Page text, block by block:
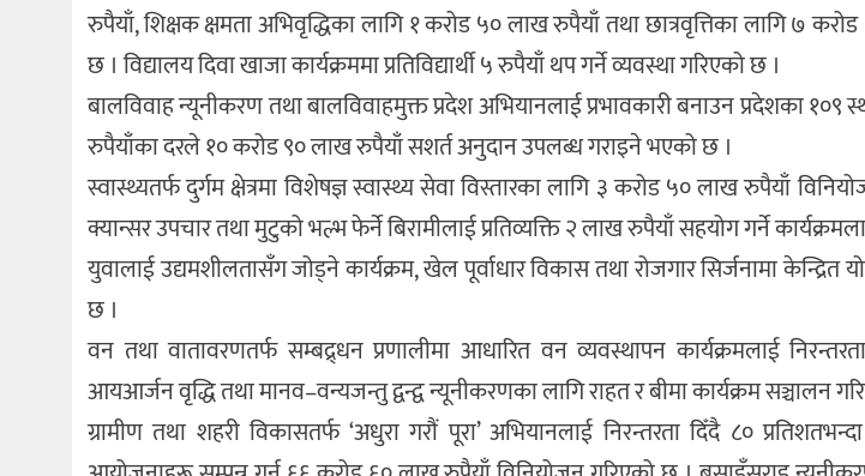
रुपैयाँ, शिक्षक क्षमता अभिवृद्धिका लागि १ करोड ५० लाख रुपैयाँ तथा छात्रवृत्तिका लागि ७
छ । विद्यालय दिवा खाजा कार्यक्रममा प्रतिविद्यार्थी ५ रुपैयाँ थप गर्ने व्यवस्था गरिएको छ ।
बालविवाह न्यूनीकरण तथा बालविवाहमुक्त प्रदेश अभियानलाई प्रभावकारी बनाउन प्रदेशका १०९
रुपैयाँका दरले १० करोड ९० लाख रुपैयाँ सशर्त अनुदान उपलब्ध गराइने भएको छ ।
स्वास्थ्यतर्फ दुर्गम क्षेत्रमा विशेषज्ञ स्वास्थ्य सेवा विस्तारका लागि ३ करोड ५० लाख रुपैयाँ
क्यान्सर उपचार तथा मुटुको भल्भ फेर्ने बिरामीलाई प्रतिव्यक्ति २ लाख रुपैयाँ सहयोग गर्ने
युवालाई उद्यमशीलतासँग जोड्ने कार्यक्रम, खेल पूर्वाधार विकास तथा रोजगार सिर्जनामा
छ ।
वन तथा वातावरणतर्फ सम्बद्र्धन प्रणालीमा आधारित वन व्यवस्थापन कार्यक्रमलाई
आयआर्जन वृद्धि तथा मानव–वन्यजन्तु द्वन्द्व न्यूनीकरणका लागि राहत र बीमा कार्यक्रम सञ्चालन
ग्रामीण तथा शहरी विकासतर्फ ‘अधुरा गरौं पूरा’ अभियानलाई निरन्तरता दिँदै ८०